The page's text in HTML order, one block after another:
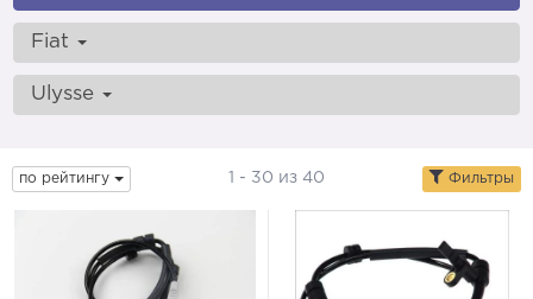
Fiat
Ulysse
по рейтингу 1 - 30 из 40 Фильтры